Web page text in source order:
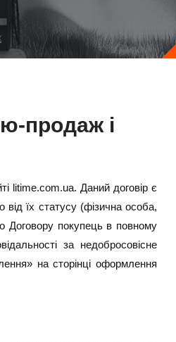
продаж і
litime.com.ua. Даний договір є
від їх статусу (фізична особа,
Договору покупець в повному
за недобросовісне
на сторінці оформлення